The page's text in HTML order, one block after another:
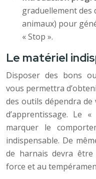
graduellement
animaux) pour
« Stop ».
Le matériel
Disposer des bons
vous permettra
des outils dépendra
d’apprentissage. Le
marquer le
indispensable. De
de harnais devra
force et au